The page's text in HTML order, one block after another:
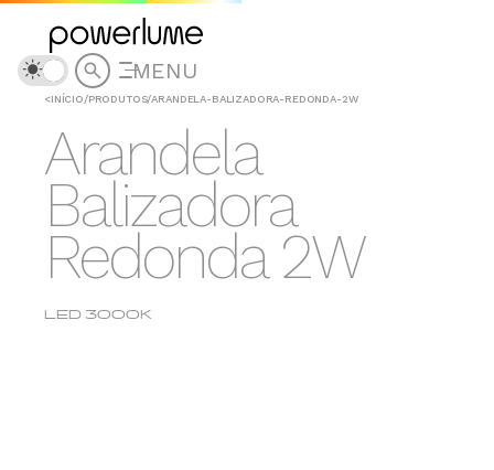
MENU
<INÍCIO/PRODUTOS/ARANDELA-BALIZADORA-REDONDA-2W
Arandela
Balizadora
Redonda 2W
LED 3000K